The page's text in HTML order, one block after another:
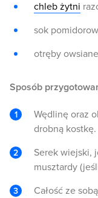
chleb żytni
sok
otręby
Sposób
Wędlinę oraz
drobną kostkę.
Serek wiejski,
musztardy
Całość ze